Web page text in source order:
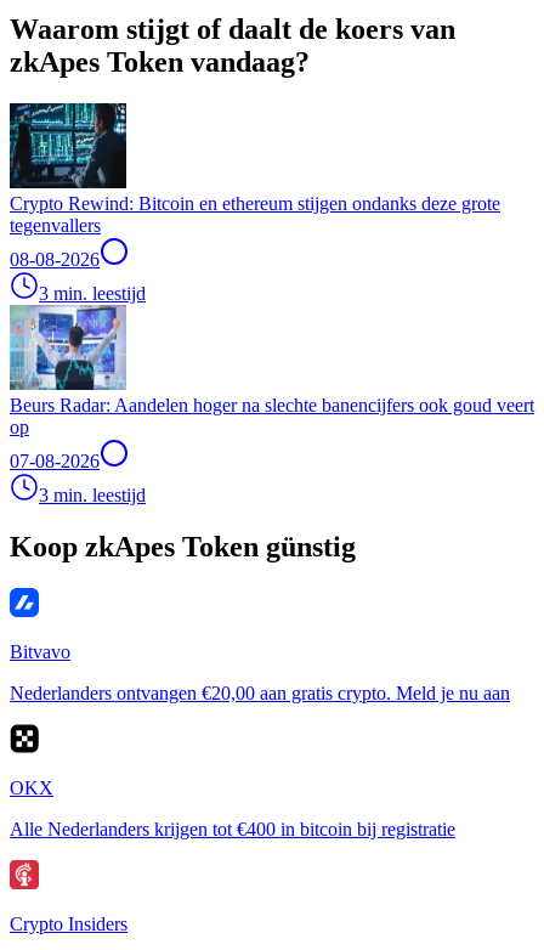
Waarom stijgt of daalt de koers van
zkApes Token vandaag?
Crypto Rewind: Bitcoin en ethereum stijgen ondanks deze grote
tegenvallers
08-08-2026
3 min. leestijd
Beurs Radar: Aandelen hoger na slechte banencijfers ook goud veert
op
07-08-2026
3 min. leestijd
Koop zkApes Token günstig
Bitvavo
Nederlanders ontvangen €20,00 aan gratis crypto. Meld je nu aan
OKX
Alle Nederlanders krijgen tot €400 in bitcoin bij registratie
Crypto Insiders